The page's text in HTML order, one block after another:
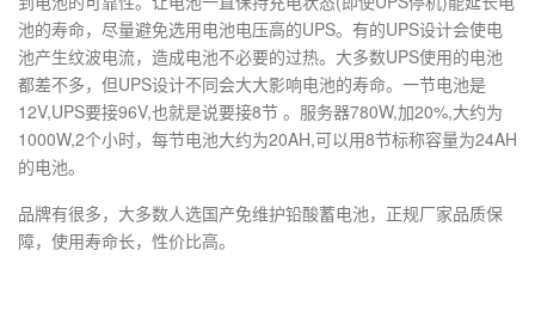
池的寿命，尽量避免选用电池电压高的UPS。有的UPS设计会使电
池产生纹波电流，造成电池不必要的过热。大多数UPS使用的电池
都差不多，但UPS设计不同会大大影响电池的寿命。一节电池是
12V,UPS要接96V,也就是说要接8节 。服务器780W,加20%,大约为
1000W,2个小时，每节电池大约为20AH,可以用8节标称容量为24AH
的电池。
品牌有很多，大多数人选国产免维护铅酸蓄电池，正规厂家品质保
障，使用寿命长，性价比高。